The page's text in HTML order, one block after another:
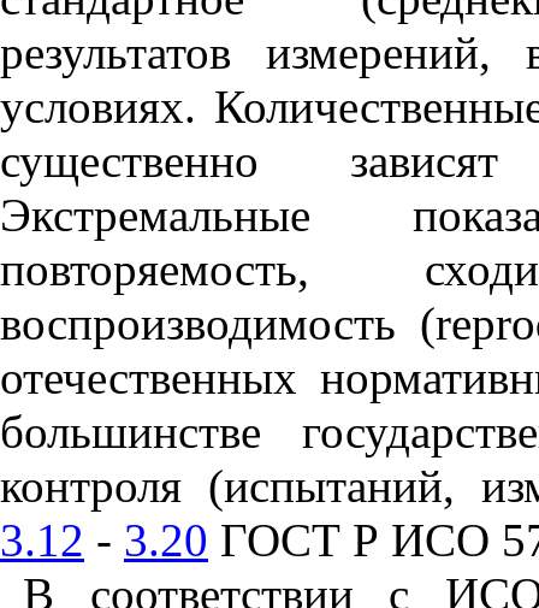
результатов
условиях.
существенно
Экстремальные
повторяемость,
воспроизводимость (
отечественных
большинстве
контроля (испытаний,
3.12 - 3.20 ГОСТ Р ИСО
В соответствии с